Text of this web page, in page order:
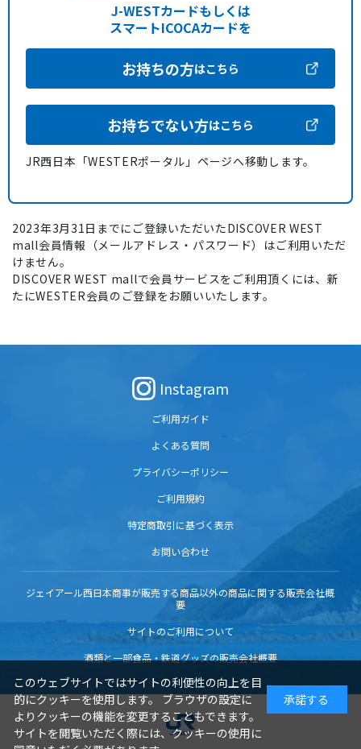
J-WESTカードもしくは
スマートICOCAカードを
お持ちの方はこちら
お持ちでない方はこちら
JR西日本「WESTERポータル」ページへ移動します。
2023年3月31日までにご登録いただいたDISCOVER WEST
mall会員情報（メールアドレス・パスワード）はご利用いただ
けません。
DISCOVER WEST mallで会員サービスをご利用頂くには、新
たにWESTER会員のご登録をお願いいたします。
Instagram
ご利用ガイド
よくある質問
プライバシーポリシー
ご利用規約
特定商取引に基づく表示
お問い合わせ
ジェイアール西日本商事が販売する商品以外の商品に関する販売会社概
要
サイトのご利用について
酒類と一部食品・鉄道グッズの販売会社概要
このウェブサイトではサイトの利便性の向上を目
的にクッキーを使用します。 ブラウザの設定に
よりクッキーの機能を変更することもできます。
サイトを閲覧いただく際には、クッキーの使用に
承諾する